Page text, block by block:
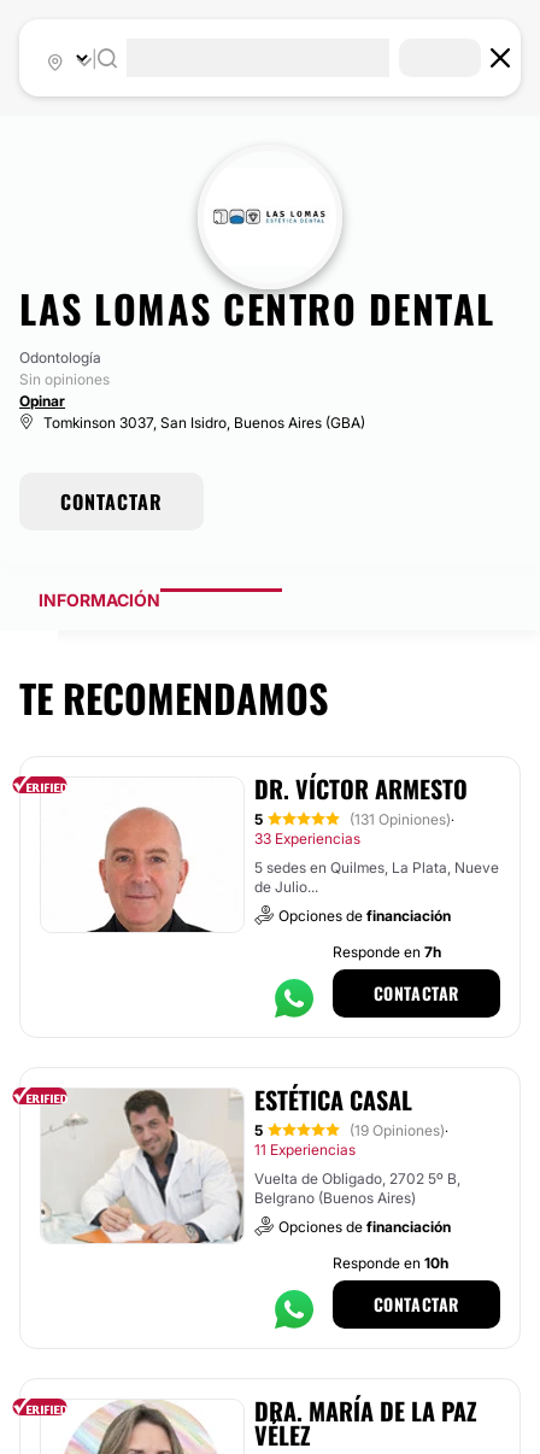
LAS LOMAS CENTRO DENTAL
Odontología
Sin opiniones
Opinar
Tomkinson 3037, San Isidro, Buenos Aires (GBA)
CONTACTAR
INFORMACIÓN
TE RECOMENDAMOS
DR. VÍCTOR ARMESTO
5 (131 Opiniones)·
33 Experiencias
5 sedes en Quilmes, La Plata, Nueve
de Julio...
Opciones de financiación
Responde en 7h
CONTACTAR
ESTÉTICA CASAL
5 (19 Opiniones)·
11 Experiencias
Vuelta de Obligado, 2702 5º B,
Belgrano (Buenos Aires)
Opciones de financiación
Responde en 10h
CONTACTAR
DRA. MARÍA DE LA PAZ
VÉLEZ